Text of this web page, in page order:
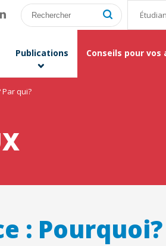
Publications Conseils pour vos
Par qui?
: